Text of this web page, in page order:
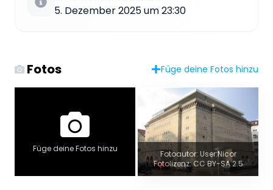
5. Dezember 2025 um 23:30
Fotos Füge deine Fotos hinzu
Füge deine Fotos hinzu
Fotoautor: User:Nicor
Fotolizenz: CC BY-SA 2.5